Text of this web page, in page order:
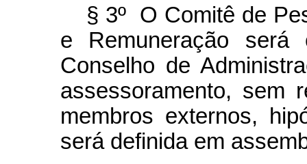
§ 3º O Comitê de
e Remuneração será
Conselho de
assessoramento, sem
membros externos,
será definida em